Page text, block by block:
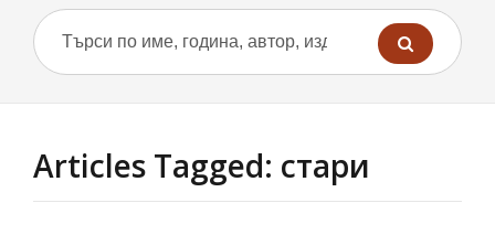
Articles Tagged: стари